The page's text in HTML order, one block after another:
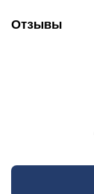
Отзывы